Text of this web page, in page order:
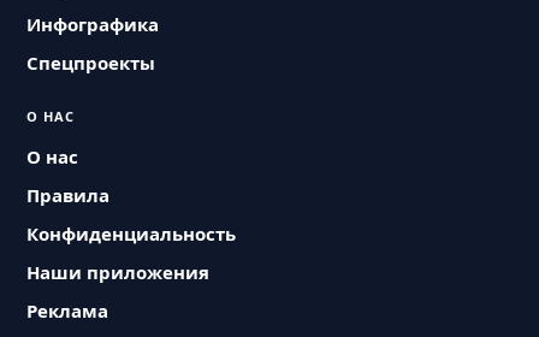
Инфографика
Спецпроекты
О НАС
О нас
Правила
Конфиденциальность
Наши приложения
Реклама